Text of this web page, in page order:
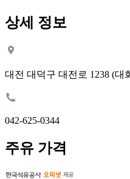
상세 정보
대전 대덕구 대전로 1238 (대
042-625-0344
주유 가격